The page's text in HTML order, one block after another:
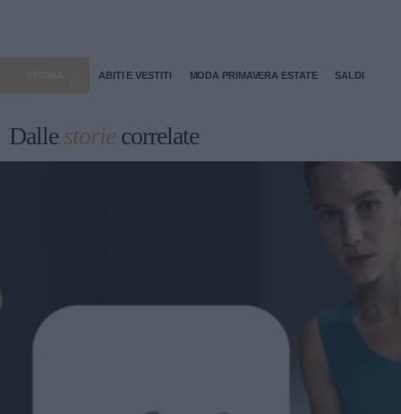
STORIA ABITI E VESTITI MODA PRIMAVERA ESTATE SALDI
Dallestoriecorrelate